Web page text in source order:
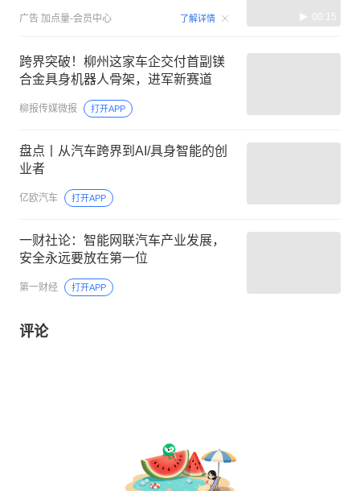
广告 加点量-会员中心 了解详情 00:15
跨界突破！柳州这家车企交付首副镁
合金具身机器人骨架，进军新赛道
柳报传媒微报 打开APP
盘点丨从汽车跨界到AI/具身智能的创
业者
亿欧汽车 打开APP
一财社论：智能网联汽车产业发展，
安全永远要放在第一位
第一财经 打开APP
评论